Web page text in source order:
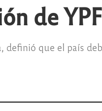
de YPF
definió que el país